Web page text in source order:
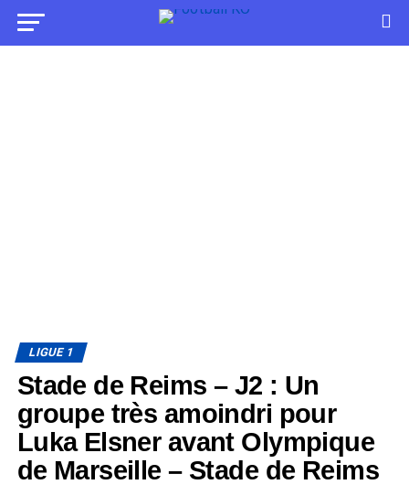
LIGUE 1
Stade de Reims – J2 : Un
groupe très amoindri pour
Luka Elsner avant Olympique
de Marseille – Stade de Reims